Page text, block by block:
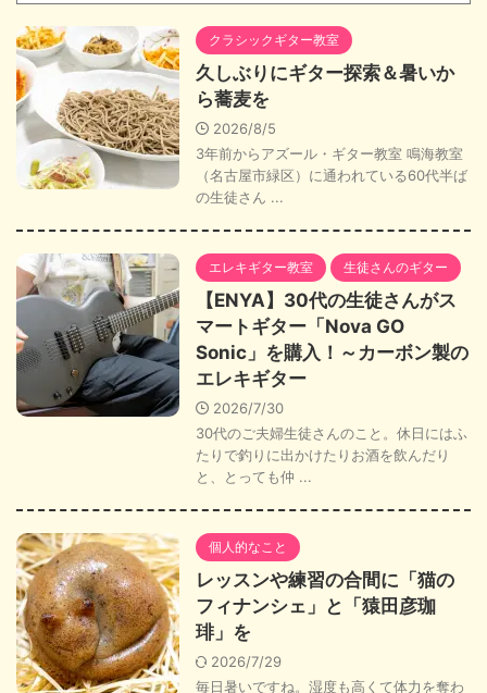
クラシックギター教室
久しぶりにギター探索＆暑いか
ら蕎麦を
2026/8/5
3年前からアズール・ギター教室 鳴海教室
（名古屋市緑区）に通われている60代半ば
の生徒さん ...
エレキギター教室 生徒さんのギター
【ENYA】30代の生徒さんがス
マートギター「Nova GO
Sonic」を購入！～カーボン製の
エレキギター
2026/7/30
30代のご夫婦生徒さんのこと。休日にはふ
たりで釣りに出かけたりお酒を飲んだり
と、とっても仲 ...
個人的なこと
レッスンや練習の合間に「猫の
フィナンシェ」と「猿田彦珈
琲」を
2026/7/29
毎日暑いですね。湿度も高くて体力を奪わ